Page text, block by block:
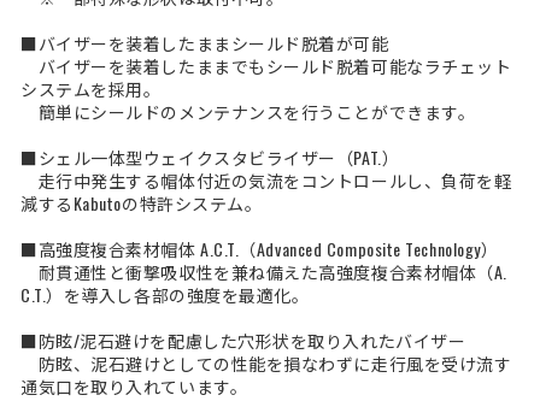
■バイザーを装着したままシールド脱着が可能
バイザーを装着したままでもシールド脱着可能なラチェット
システムを採用。
簡単にシールドのメンテナンスを行うことができます。
■シェル一体型ウェイクスタビライザー（PAT.）
走行中発生する帽体付近の気流をコントロールし、負荷を軽
減するKabutoの特許システム。
■高強度複合素材帽体 A.C.T.（Advanced Composite Technology）
耐貫通性と衝撃吸収性を兼ね備えた高強度複合素材帽体（A.
C.T.）を導入し各部の強度を最適化。
■防眩/泥石避けを配慮した穴形状を取り入れたバイザー
防眩、泥石避けとしての性能を損なわずに走行風を受け流す
通気口を取り入れています。